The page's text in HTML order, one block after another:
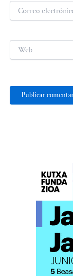
Correo
electrónico*
Web